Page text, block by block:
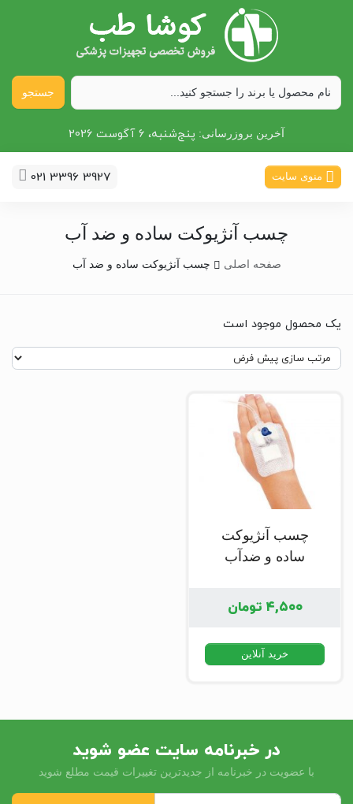
جستجو
آخرین بروزرسانی: پنج‌شنبه، 6 آگوست 2026
منوی سایت 021 3396 3927
چسب آنژیوکت ساده و ضد آب
صفحه اصلی چسب آنژیوکت ساده و ضد آب
یک محصول موجود است
چسب آنژیوکت
ساده و ضدآب
۴,۵۰۰ تومان
خرید آنلاین
در خبرنامه سایت عضو شوید
با عضویت در خبرنامه از جدیدترین تغییرات قیمت مطلع شوید